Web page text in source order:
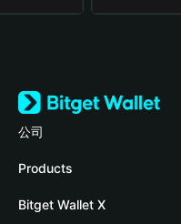
公司
關於 Bitget Wallet
部落格
Products
Crypto Card
Bitget Wallet X